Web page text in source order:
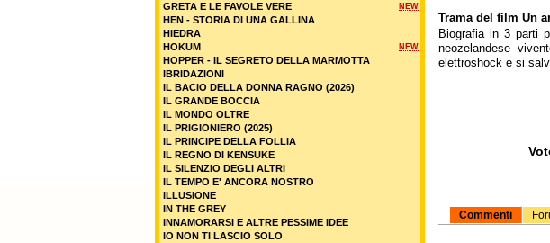
Trama del film Un
Biografia in 3 parti
neozelandese
elettroshock e si
Commenti
NEW
GRETA E LE FAVOLE VERE
HEN - STORIA DI UNA GALLINA
HIEDRA
NEW
HOKUM
HOPPER - IL SEGRETO DELLA MARMOTTA
IBRIDAZIONI
IL BACIO DELLA DONNA RAGNO (2026)
IL GRANDE BOCCIA
IL MONDO OLTRE
IL PRIGIONIERO (2025)
IL PRINCIPE DELLA FOLLIA
IL REGNO DI KENSUKE
IL SILENZIO DEGLI ALTRI
IL TEMPO E' ANCORA NOSTRO
ILLUSIONE
IN THE GREY
INNAMORARSI E ALTRE PESSIME IDEE
IO NON TI LASCIO SOLO